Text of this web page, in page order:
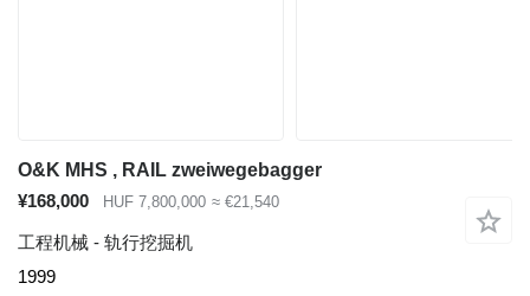
O&K MHS , RAIL zweiwegebagger
¥168,000
HUF 7,800,000 ≈ €21,540
工程机械 - 轨行挖掘机
1999